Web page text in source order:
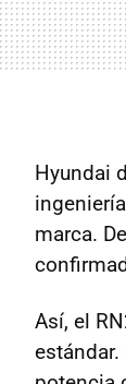
Hyundai
marca.
Así, el